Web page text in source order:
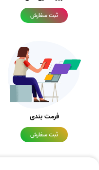
ثبت سفارش
فرمت بندی
ثبت سفارش